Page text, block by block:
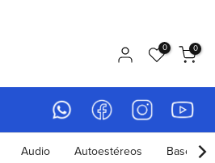
0 0
Audio Autoestéreos Bases